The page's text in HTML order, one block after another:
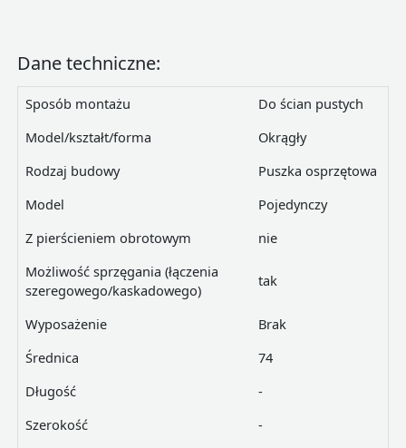
Dane techniczne:
Sposób montażu
Do ścian pustych
Model/kształt/forma
Okrągły
Rodzaj budowy
Puszka osprzętowa
Model
Pojedynczy
Z pierścieniem obrotowym
nie
Możliwość sprzęgania (łączenia
szeregowego/kaskadowego)
tak
Wyposażenie
Brak
Średnica
74
Długość
-
Szerokość
-